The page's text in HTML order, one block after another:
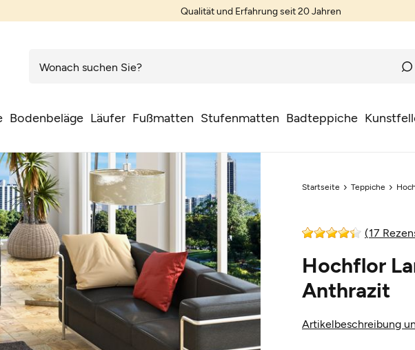
Qualität und Erfahrung seit 20 Jahren
Bodenbeläge Läufer Fußmatten Stufenmatten Badteppiche
Startseite Teppiche
(17
Hochflor
Anthrazit
Artikelbeschreibung